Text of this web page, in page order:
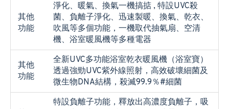
其他
功能
淨化、暖氣、換氣一機搞掂 , 特設UVC殺
菌、負離子淨化、迅速製暖、換氣、乾衣、
吹風等多個功能，一機取代抽氣扇、空清
機、浴室暖風機等多種電器
其他
功能
全新UVC多功能浴室乾衣暖風機（浴室寶）
透過強勁UVC紫外線照射，高效破壞細菌及
微生物DNA結構，殺滅99.9％#細菌
特設負離子功能，釋放出高濃度負離子，吸